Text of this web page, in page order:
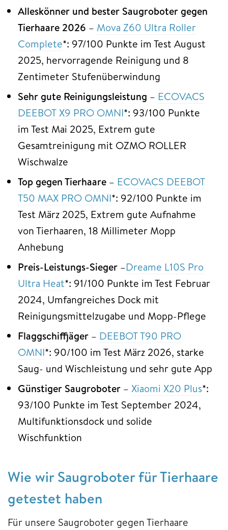
Alleskönner und bester Saugroboter gegen
Tierhaare 2026 – Mova Z60 Ultra Roller
Complete*: 97/100 Punkte im Test August
2025, hervorragende Reinigung und 8
Zentimeter Stufenüberwindung
Sehr gute Reinigungsleistung – ECOVACS
DEEBOT X9 PRO OMNI*: 93/100 Punkte
im Test Mai 2025, Extrem gute
Gesamtreinigung mit OZMO ROLLER
Wischwalze
Top gegen Tierhaare – ECOVACS DEEBOT
T50 MAX PRO OMNI*: 92/100 Punkte im
Test März 2025, Extrem gute Aufnahme
von Tierhaaren, 18 Millimeter Mopp
Anhebung
Preis-Leistungs-Sieger –Dreame L10S Pro
Ultra Heat*: 91/100 Punkte im Test Februar
2024, Umfangreiches Dock mit
Reinigungsmittelzugabe und Mopp-Pflege
Flaggschiffjäger – DEEBOT T90 PRO
OMNI*: 90/100 im Test März 2026, starke
Saug- und Wischleistung und sehr gute App
Günstiger Saugroboter – Xiaomi X20 Plus*:
93/100 Punkte im Test September 2024,
Multifunktionsdock und solide
Wischfunktion
Wie wir Saugroboter für Tierhaare
getestet haben
Für unsere Saugroboter gegen Tierhaare